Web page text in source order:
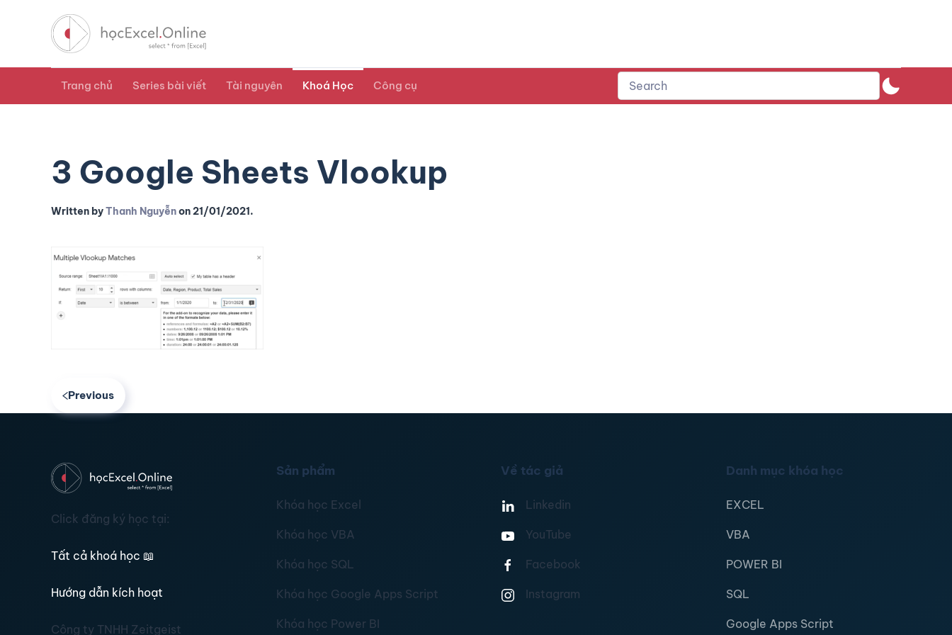
Trang chủ Series bài viết Tài nguyên Khoá Học Công cụ
3 Google Sheets Vlookup
Written byThanh Nguyễnon21/01/2021.
Previous
Click đăng ký học tại:
Tất cả khoá học 📖
Hướng dẫn kích hoạt
Công ty TNHH Zeitgeist
Sản phẩm
Khóa học Excel
Khóa học VBA
Khóa học SQL
Khóa học Google Apps Script
Khóa học Power BI
Về tác giả
Linkedin
YouTube
Facebook
Instagram
Danh mục khóa học
EXCEL
VBA
POWER BI
SQL
Google Apps Script